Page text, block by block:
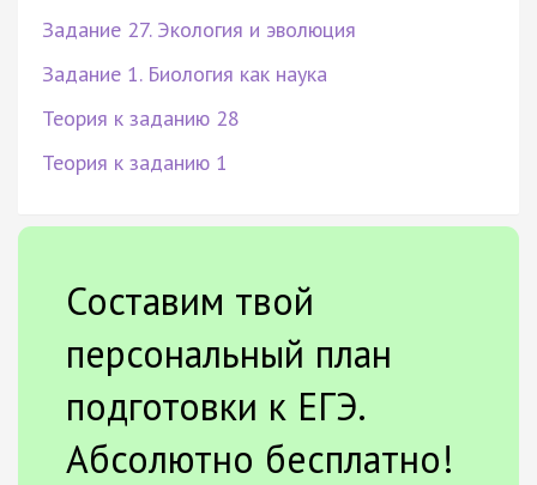
Задание 27. Экология и эволюция
Задание 1. Биология как наука
Теория к заданию 28
Теория к заданию 1
Составим твой
персональный план
подготовки к ЕГЭ.
Абсолютно бесплатно!